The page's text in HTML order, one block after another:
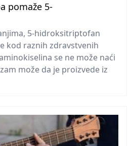
pomaže 5-
5-hidroksitriptofan
kod raznih zdravstvenih
se ne može naći
može da je proizvede iz